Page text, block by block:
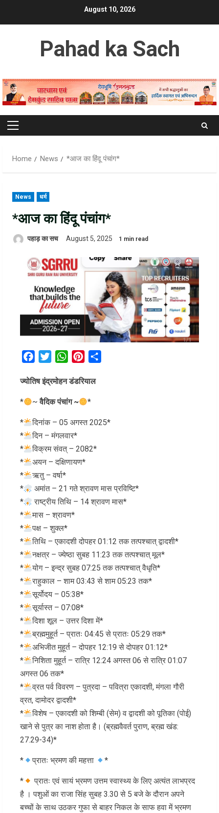
August 10, 2026
Pahad ka Sach
Primary
Home
News *आज का हिंदू पंचांग*
News धर्म
*आज का हिंदू पंचांग*
पहाड़ का सच August 5, 2025 1 min read
FacebookTwitterWhatsAppPinterest
ज्योतिष इंद्रमोहन डंडरियाल
* ~वैदिक पंचांग ~ *
*
दिनांक – 05 अगस्त 2025*
*
दिन – मंगलवार*
*
विक्रम संवत् – 2082*
*
अयन – दक्षिणायण*
*
ऋतु – वर्षा*
*
अमांत – 21 गते श्रावण मास प्रविष्टि*
*
राष्ट्रीय तिथि – 14 श्रावण मास*
*
मास – श्रावण*
*
पक्ष – शुक्ल*
*
तिथि – एकादशी दोपहर 01:12 तक तत्पश्चात् द्वादशी*
*
नक्षत्र – ज्येष्ठा सुबह 11:23 तक तत्पश्चात् मूल*
*
योग – इन्द्र सुबह 07:25 तक तत्पश्चात् वैधृति*
*
राहुकाल – शाम 03:43 से शाम 05:23 तक*
*
सूर्योदय – 05:38*
*
सूर्यास्त – 07:08*
*
दिशा शूल – उत्तर दिशा में*
*
ब्रह्ममुहूर्त – प्रातः 04:45 से प्रातः 05:29 तक*
*
अभिजीत मुहूर्त – दोपहर 12:19 से दोपहर 01:12*
*
निशिता मुहूर्त – रात्रि 12:24 अगस्त 06 से रात्रि 01:07
अगस्त 06 तक*
*
व्रत पर्व विवरण – पुत्रदा – पवित्रा एकादशी, मंगला गौरी
व्रत, दामोदर द्वादशी*
*
विशेष – एकादशी को शिम्बी (सेम) व द्वादशी को पूतिका (पोई)
खाने से पुत्र का नाश होता है। (ब्रह्मवैवर्त पुराण, ब्रह्म खंड:
27.29-34)*
* प्रातः भ्रमण की महत्ता *
*
प्रातः एवं सायं भ्रमण उत्तम स्वास्थ्य के लिए अत्यंत लाभप्रद
है । पशुओं का राजा सिंह सुबह 3.30 से 5 बजे के दौरान अपने
बच्चों के साथ उठकर गुफा से बाहर निकल के साफ हवा में भ्रमण